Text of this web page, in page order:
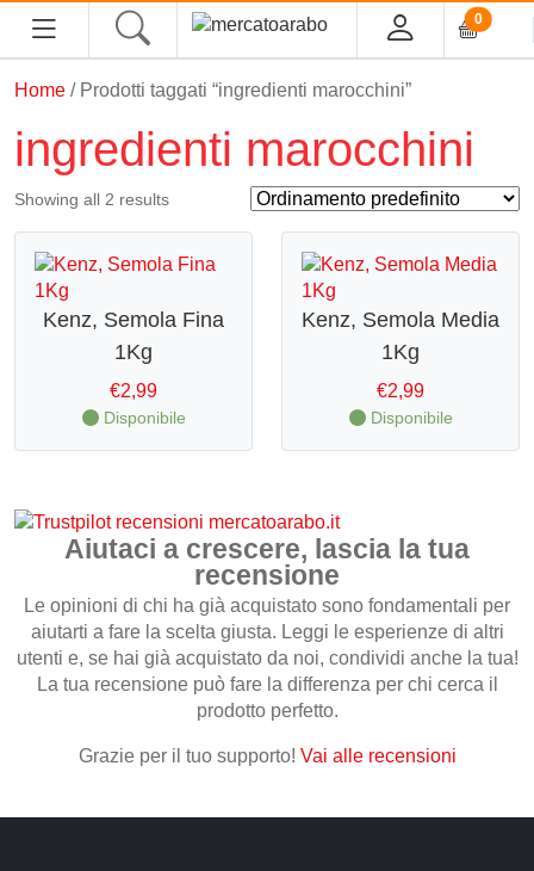
0
ALIMENTARI
COSMESI
PROFUMI ARABI
MACELLERIA
CHI SIAMO
CONTATTI
Home / Prodotti taggati “ingredienti marocchini”
ingredienti marocchini
Showing all 2 results
Kenz, Semola Fina
1Kg
€2,99
Disponibile
Kenz, Semola Media
1Kg
€2,99
Disponibile
Aiutaci a crescere, lascia la tua
recensione
Le opinioni di chi ha già acquistato sono fondamentali per
aiutarti a fare la scelta giusta. Leggi le esperienze di altri
utenti e, se hai già acquistato da noi, condividi anche la tua!
La tua recensione può fare la differenza per chi cerca il
prodotto perfetto.
Grazie per il tuo supporto! Vai alle recensioni